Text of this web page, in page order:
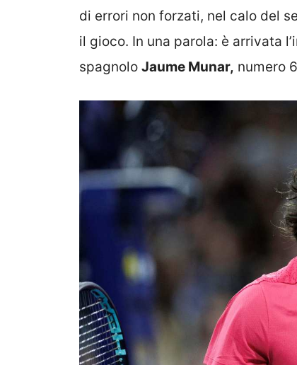
di errori non forzati, nel calo del
il gioco. In una parola: è arrivata
spagnolo Jaume Munar, numero